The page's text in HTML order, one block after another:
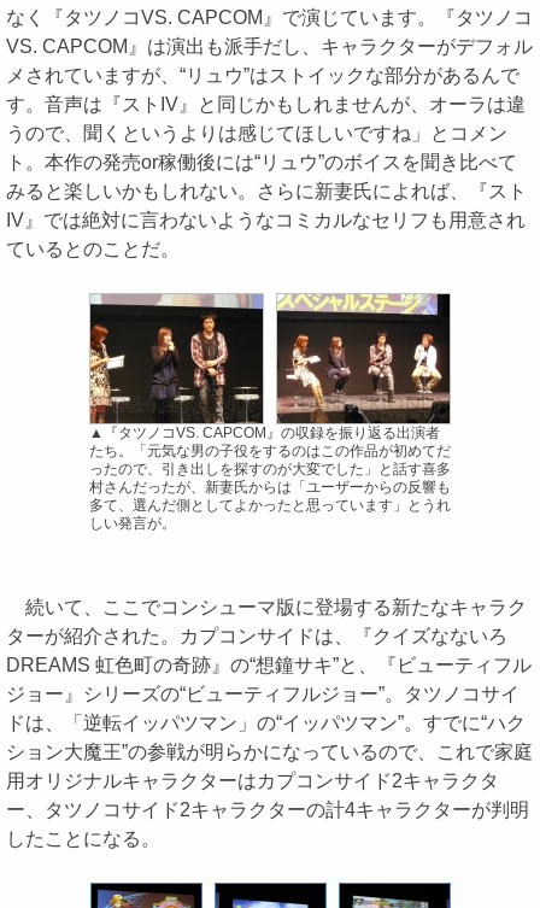
なく『タツノコVS. CAPCOM』で演じています。『タツノコ
VS. CAPCOM』は演出も派手だし、キャラクターがデフォル
メされていますが、“リュウ”はストイックな部分があるんで
す。音声は『ストIV』と同じかもしれませんが、オーラは違
うので、聞くというよりは感じてほしいですね」とコメン
ト。本作の発売or稼働後には“リュウ”のボイスを聞き比べて
みると楽しいかもしれない。さらに新妻氏によれば、『スト
IV』では絶対に言わないようなコミカルなセリフも用意され
ているとのことだ。
▲『タツノコVS. CAPCOM』の収録を振り返る出演者
たち。「元気な男の子役をするのはこの作品が初めてだ
ったので、引き出しを探すのが大変でした」と話す喜多
村さんだったが、新妻氏からは「ユーザーからの反響も
多て、選んだ側としてよかったと思っています」とうれ
しい発言が。
続いて、ここでコンシューマ版に登場する新たなキャラク
ターが紹介された。カプコンサイドは、『クイズなないろ
DREAMS 虹色町の奇跡』の“想鐘サキ”と、『ビューティフル
ジョー』シリーズの“ビューティフルジョー”。タツノコサイ
ドは、「逆転イッパツマン」の“イッパツマン”。すでに“ハク
ション大魔王”の参戦が明らかになっているので、これで家庭
用オリジナルキャラクターはカプコンサイド2キャラクタ
ー、タツノコサイド2キャラクターの計4キャラクターが判明
したことになる。